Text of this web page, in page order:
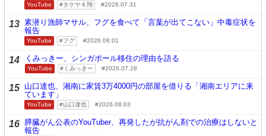
YouTube タケヤキ翔 2026.07.31
13 素潜り漁師マサル、フグを食べて「言葉が出てこない」中毒症状を
報告
YouTube フグ 2026.08.01
14 くみっきー、シンガポール移住の理由を語る
YouTube くみっきー 2026.07.28
15 山口達也、湘南に家賃3万4000円の部屋を借りる「湘南エリアに来
ています」
YouTube 山口達也 2026.08.03
16 膵臓がん公表のYouTuber、再発したが抗がん剤での治療はしないと
報告